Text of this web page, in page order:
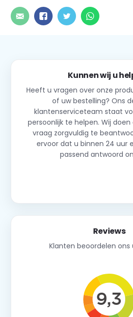
Kunnen wij u
Heeft u vragen over onze
of uw bestelling? Ons
klantenserviceteam staat
persoonlijk te helpen. Wij
vraag zorgvuldig te
ervoor dat u binnen 24 uur
passend antwoord
Reviews
Klanten beoordelen ons